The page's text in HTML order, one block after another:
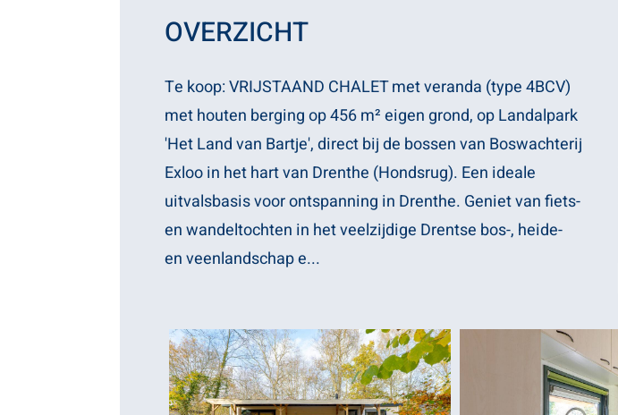
OVERZICHT
Te koop: VRIJSTAAND CHALET met veranda (type 4BCV)
met houten berging op 456 m² eigen grond, op Landalpark
'Het Land van Bartje', direct bij de bossen van Boswachterij
Exloo in het hart van Drenthe (Hondsrug). Een ideale
uitvalsbasis voor ontspanning in Drenthe. Geniet van fiets-
en wandeltochten in het veelzijdige Drentse bos-, heide-
en veenlandschap e...